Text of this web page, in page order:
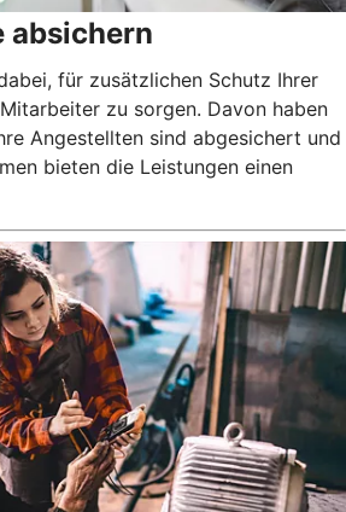
absichern
für zusätzlichen Schutz Ihrer
zu sorgen. Davon haben
Angestellten sind abgesichert und
bieten die Leistungen einen